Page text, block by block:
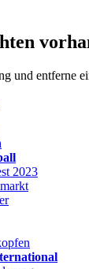
und entferne
2023